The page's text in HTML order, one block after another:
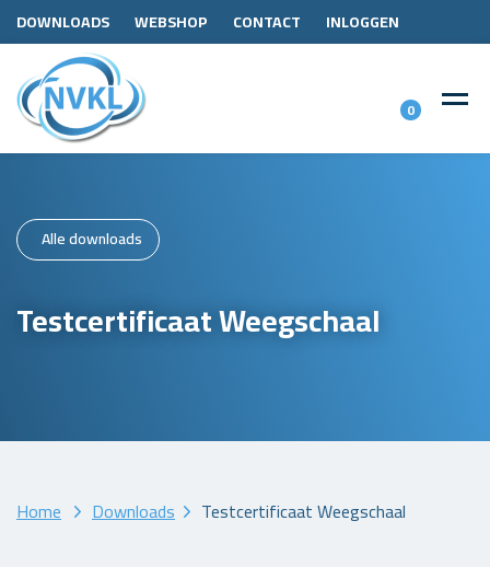
DOWNLOADS WEBSHOP CONTACT INLOGGEN
0
Alle downloads
Testcertificaat Weegschaal
Home Downloads Testcertificaat Weegschaal